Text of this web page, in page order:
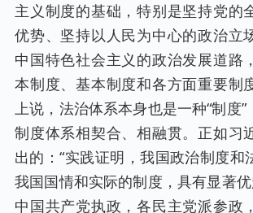
主义制度的基础，特别是坚持党的
优势、坚持以人民为中心的政治立
中国特色社会主义的政治发展道路
本制度、基本制度和各方面重要制
上说，法治体系本身也是一种“制度
制度体系相契合、相融贯。正如习
出的：“实践证明，我国政治制度和
我国国情和实际的制度，具有显著优
中国共产党执政，各民主党派参政